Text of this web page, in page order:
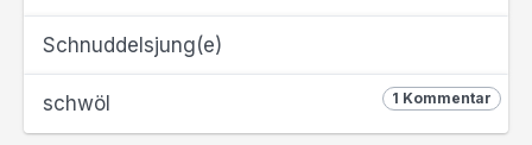
Schnuddelsjung(e)
1 Kommentar
schwöl